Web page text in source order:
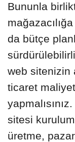
Bununla
da bütçe
web sitenizin
ticaret
sitesi
üretme,